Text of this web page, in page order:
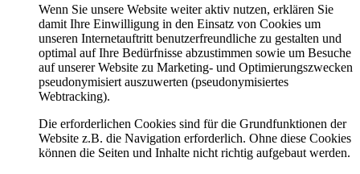
Wenn Sie unsere Website weiter aktiv nutzen, erklären Sie
damit Ihre Einwilligung in den Einsatz von Cookies um
unseren Internetauftritt benutzerfreundliche zu gestalten und
optimal auf Ihre Bedürfnisse abzustimmen sowie um Besuche
auf unserer Website zu Marketing- und Optimierungszwecken
pseudonymisiert auszuwerten (pseudonymisiertes
Webtracking).
Die erforderlichen Cookies sind für die Grundfunktionen der
Website z.B. die Navigation erforderlich. Ohne diese Cookies
können die Seiten und Inhalte nicht richtig aufgebaut werden.